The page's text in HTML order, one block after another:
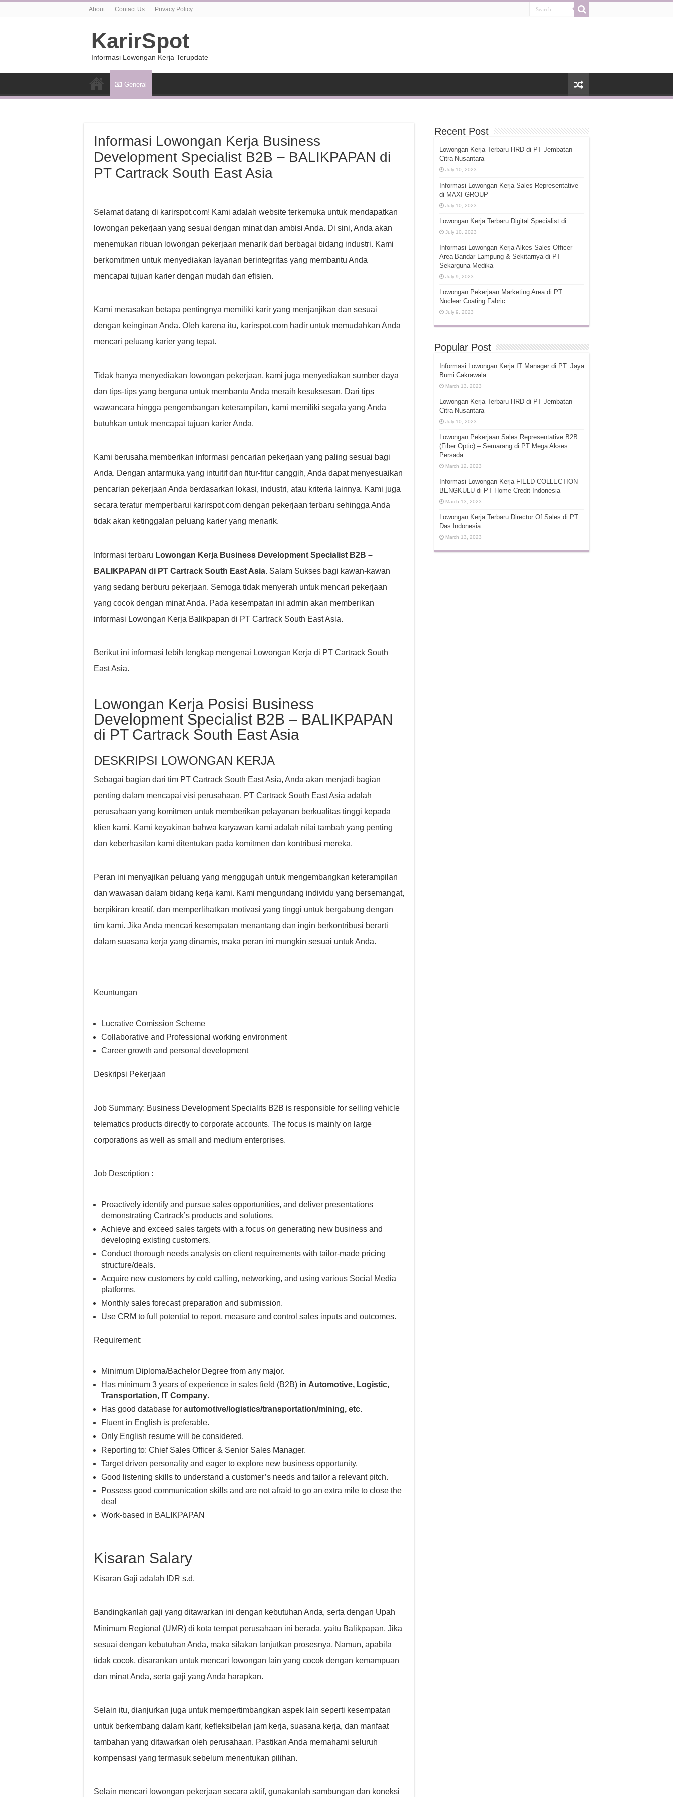
About Contact Us Privacy Policy
KarirSpot
Informasi Lowongan Kerja Terupdate
General
Informasi Lowongan Kerja Business
Development Specialist B2B – BALIKPAPAN di
PT Cartrack South East Asia
Selamat datang di karirspot.com! Kami adalah website terkemuka untuk mendapatkan
lowongan pekerjaan yang sesuai dengan minat dan ambisi Anda. Di sini, Anda akan
menemukan ribuan lowongan pekerjaan menarik dari berbagai bidang industri. Kami
berkomitmen untuk menyediakan layanan berintegritas yang membantu Anda
mencapai tujuan karier dengan mudah dan efisien.
Kami merasakan betapa pentingnya memiliki karir yang menjanjikan dan sesuai
dengan keinginan Anda. Oleh karena itu, karirspot.com hadir untuk memudahkan Anda
mencari peluang karier yang tepat.
Tidak hanya menyediakan lowongan pekerjaan, kami juga menyediakan sumber daya
dan tips-tips yang berguna untuk membantu Anda meraih kesuksesan. Dari tips
wawancara hingga pengembangan keterampilan, kami memiliki segala yang Anda
butuhkan untuk mencapai tujuan karier Anda.
Kami berusaha memberikan informasi pencarian pekerjaan yang paling sesuai bagi
Anda. Dengan antarmuka yang intuitif dan fitur-fitur canggih, Anda dapat menyesuaikan
pencarian pekerjaan Anda berdasarkan lokasi, industri, atau kriteria lainnya. Kami juga
secara teratur memperbarui karirspot.com dengan pekerjaan terbaru sehingga Anda
tidak akan ketinggalan peluang karier yang menarik.
Informasi terbaru Lowongan Kerja Business Development Specialist B2B –
BALIKPAPAN di PT Cartrack South East Asia. Salam Sukses bagi kawan-kawan
yang sedang berburu pekerjaan. Semoga tidak menyerah untuk mencari pekerjaan
yang cocok dengan minat Anda. Pada kesempatan ini admin akan memberikan
informasi Lowongan Kerja Balikpapan di PT Cartrack South East Asia.
Berikut ini informasi lebih lengkap mengenai Lowongan Kerja di PT Cartrack South
East Asia.
Lowongan Kerja Posisi Business
Development Specialist B2B – BALIKPAPAN
di PT Cartrack South East Asia
DESKRIPSI LOWONGAN KERJA
Sebagai bagian dari tim PT Cartrack South East Asia, Anda akan menjadi bagian
penting dalam mencapai visi perusahaan. PT Cartrack South East Asia adalah
perusahaan yang komitmen untuk memberikan pelayanan berkualitas tinggi kepada
klien kami. Kami keyakinan bahwa karyawan kami adalah nilai tambah yang penting
dan keberhasilan kami ditentukan pada komitmen dan kontribusi mereka.
Peran ini menyajikan peluang yang menggugah untuk mengembangkan keterampilan
dan wawasan dalam bidang kerja kami. Kami mengundang individu yang bersemangat,
berpikiran kreatif, dan memperlihatkan motivasi yang tinggi untuk bergabung dengan
tim kami. Jika Anda mencari kesempatan menantang dan ingin berkontribusi berarti
dalam suasana kerja yang dinamis, maka peran ini mungkin sesuai untuk Anda.
Keuntungan
Lucrative Comission Scheme
Collaborative and Professional working environment
Career growth and personal development
Deskripsi Pekerjaan
Job Summary: Business Development Specialits B2B is responsible for selling vehicle
telematics products directly to corporate accounts. The focus is mainly on large
corporations as well as small and medium enterprises.
Job Description :
Proactively identify and pursue sales opportunities, and deliver presentations
demonstrating Cartrack’s products and solutions.
Achieve and exceed sales targets with a focus on generating new business and
developing existing customers.
Conduct thorough needs analysis on client requirements with tailor-made pricing
structure/deals.
Acquire new customers by cold calling, networking, and using various Social Media
platforms.
Monthly sales forecast preparation and submission.
Use CRM to full potential to report, measure and control sales inputs and outcomes.
Requirement:
Minimum Diploma/Bachelor Degree from any major.
Has minimum 3 years of experience in sales field (B2B) in Automotive, Logistic,
Transportation, IT Company.
Has good database for automotive/logistics/transportation/mining, etc.
Fluent in English is preferable.
Only English resume will be considered.
Reporting to: Chief Sales Officer & Senior Sales Manager.
Target driven personality and eager to explore new business opportunity.
Good listening skills to understand a customer’s needs and tailor a relevant pitch.
Possess good communication skills and are not afraid to go an extra mile to close the
deal
Work-based in BALIKPAPAN
Kisaran Salary
Kisaran Gaji adalah IDR s.d.
Bandingkanlah gaji yang ditawarkan ini dengan kebutuhan Anda, serta dengan Upah
Minimum Regional (UMR) di kota tempat perusahaan ini berada, yaitu Balikpapan. Jika
sesuai dengan kebutuhan Anda, maka silakan lanjutkan prosesnya. Namun, apabila
tidak cocok, disarankan untuk mencari lowongan lain yang cocok dengan kemampuan
dan minat Anda, serta gaji yang Anda harapkan.
Selain itu, dianjurkan juga untuk mempertimbangkan aspek lain seperti kesempatan
untuk berkembang dalam karir, kefleksibelan jam kerja, suasana kerja, dan manfaat
tambahan yang ditawarkan oleh perusahaan. Pastikan Anda memahami seluruh
kompensasi yang termasuk sebelum menentukan pilihan.
Selain mencari lowongan pekerjaan secara aktif, gunakanlah sambungan dan koneksi
Recent Post
Lowongan Kerja Terbaru HRD di PT Jembatan
Citra Nusantara
July 10, 2023
Informasi Lowongan Kerja Sales Representative
di MAXI GROUP
July 10, 2023
Lowongan Kerja Terbaru Digital Specialist di
July 10, 2023
Informasi Lowongan Kerja Alkes Sales Officer
Area Bandar Lampung & Sekitarnya di PT
Sekarguna Medika
July 9, 2023
Lowongan Pekerjaan Marketing Area di PT
Nuclear Coating Fabric
July 9, 2023
Popular Post
Informasi Lowongan Kerja IT Manager di PT. Jaya
Bumi Cakrawala
March 13, 2023
Lowongan Kerja Terbaru HRD di PT Jembatan
Citra Nusantara
July 10, 2023
Lowongan Pekerjaan Sales Representative B2B
(Fiber Optic) – Semarang di PT Mega Akses
Persada
March 12, 2023
Informasi Lowongan Kerja FIELD COLLECTION –
BENGKULU di PT Home Credit Indonesia
March 13, 2023
Lowongan Kerja Terbaru Director Of Sales di PT.
Das Indonesia
March 13, 2023